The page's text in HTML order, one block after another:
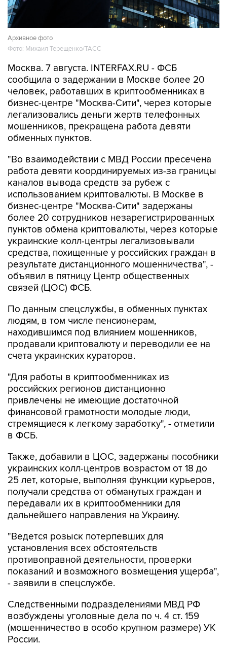
Архивное фото
Фото: Михаил Терещенко/ТАСС
Москва. 7 августа. INTERFAX.RU - ФСБ
сообщила о задержании в Москве более 20
человек, работавших в криптообменниках в
бизнес-центре "Москва-Сити", через которые
легализовались деньги жертв телефонных
мошенников, прекращена работа девяти
обменных пунктов.
"Во взаимодействии с МВД России пресечена
работа девяти координируемых из-за границы
каналов вывода средств за рубеж с
использованием криптовалюты. В Москве в
бизнес-центре "Москва-Сити" задержаны
более 20 сотрудников незарегистрированных
пунктов обмена криптовалюты, через которые
украинские колл-центры легализовывали
средства, похищенные у российских граждан в
результате дистанционного мошенничества", -
объявил в пятницу Центр общественных
связей (ЦОС) ФСБ.
По данным спецслужбы, в обменных пунктах
людям, в том числе пенсионерам,
находившимся под влиянием мошенников,
продавали криптовалюту и переводили ее на
счета украинских кураторов.
"Для работы в криптообменниках из
российских регионов дистанционно
привлечены не имеющие достаточной
финансовой грамотности молодые люди,
стремящиеся к легкому заработку", - отметили
в ФСБ.
Также, добавили в ЦОС, задержаны пособники
украинских колл-центров возрастом от 18 до
25 лет, которые, выполняя функции курьеров,
получали средства от обманутых граждан и
передавали их в криптообменники для
дальнейшего направления на Украину.
"Ведется розыск потерпевших для
установления всех обстоятельств
противоправной деятельности, проверки
показаний и возможного возмещения ущерба",
- заявили в спецслужбе.
Следственными подразделениями МВД РФ
возбуждены уголовные дела по ч. 4 ст. 159
(мошенничество в особо крупном размере) УК
России.